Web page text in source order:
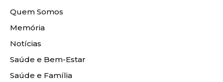
Quem Somos
Memória
Notícias
Saúde e Bem-Estar
Saúde e Família